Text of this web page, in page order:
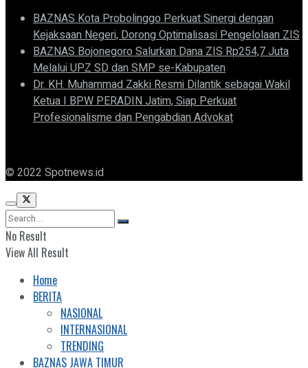
BAZNAS Kota Probolinggo Perkuat Sinergi dengan
Kejaksaan Negeri, Dorong Optimalisasi Pengelolaan ZIS
BAZNAS Bojonegoro Salurkan Dana ZIS Rp254,7 Juta
Melalui UPZ SD dan SMP se-Kabupaten
Dr. KH. Muhammad Zakki Resmi Dilantik sebagai Wakil
Ketua I BPW PERADIN Jatim, Siap Perkuat
Profesionalisme dan Pengabdian Advokat
© 2022 Spotnews.id
No Result
View All Result
Home
BERITA
NASIONAL
INTERNASIONAL
TRENDING
BAZNAS JAWA TIMUR